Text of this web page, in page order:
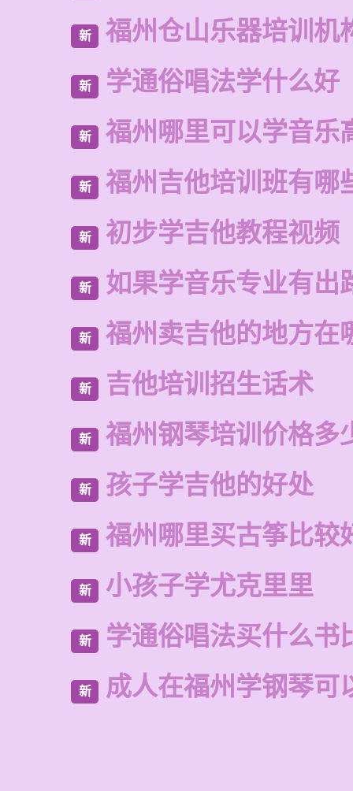
新 福州仓山乐器培训机
新 学通俗唱法学什么好
新 福州哪里可以学音乐
新 福州吉他培训班有哪
新 初步学吉他教程视频
新 如果学音乐专业有出
新 福州卖吉他的地方在
新 吉他培训招生话术
新 福州钢琴培训价格多
新 孩子学吉他的好处
新 福州哪里买古筝比较
新 小孩子学尤克里里
新 学通俗唱法买什么书
新 成人在福州学钢琴可